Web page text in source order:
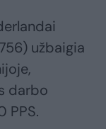
užbaigia
darbo
PPS.